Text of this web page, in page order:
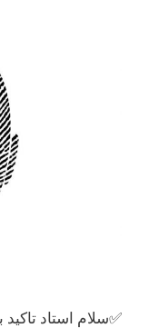
✅سلام استاد